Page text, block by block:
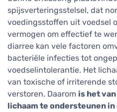
spijsverteringsstelsel, dat
voedingsstoffen uit voedsel
vermogen om effectief te
diarree kan vele factoren
bacteriële infecties tot
voedselintolerantie. Het
van toxische of irriterende
verstoren. Daarom is het
lichaam te ondersteunen